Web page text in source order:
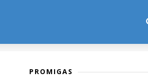
PROMIGAS